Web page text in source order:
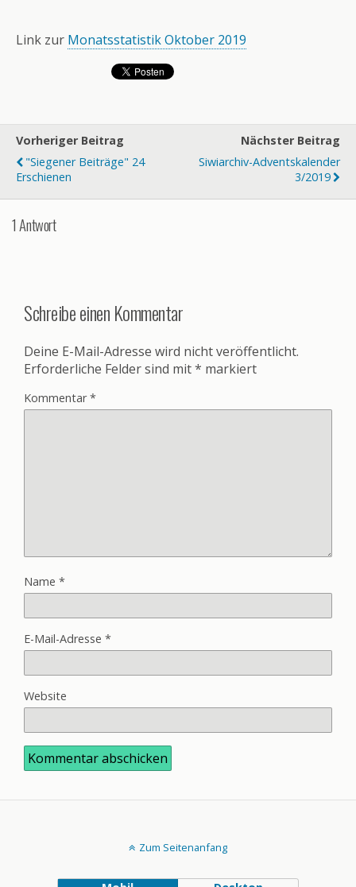
Link zur Monatsstatistik Oktober 2019
Vorheriger Beitrag
"Siegener Beiträge" 24
Erschienen
Nächster Beitrag
Siwiarchiv-Adventskalender
3/2019
1 Antwort
Schreibe einen Kommentar
Deine E-Mail-Adresse wird nicht veröffentlicht.
Erforderliche Felder sind mit* markiert
Kommentar*
Name *
E-Mail-Adresse *
Website
Zum Seitenanfang